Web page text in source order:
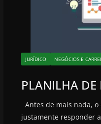
JURÍDICO NEGÓCIOS E
PLANILHA DE
Antes de mais nada,
justamente responder